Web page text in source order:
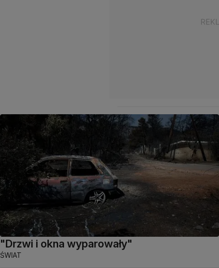
"Drzwi i okna wyparowały"
ŚWIAT